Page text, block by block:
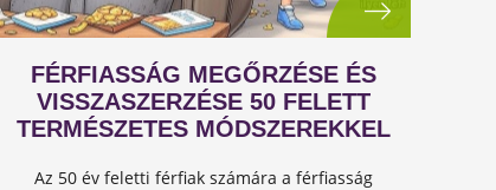
FÉRFIASSÁG MEGŐRZÉSE ÉS
VISSZASZERZÉSE 50 FELETT
TERMÉSZETES MÓDSZEREKKEL
Az 50 év feletti férfiak számára a férfiasság